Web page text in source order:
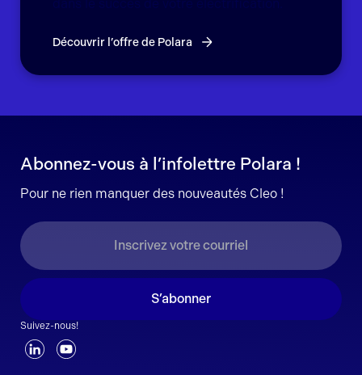
Découvrir l’offre de Polara
Suivez-nous!
Abonnez-vous à l’infolettre Polara !
Pour ne rien manquer des nouveautés Cleo !
S’abonner